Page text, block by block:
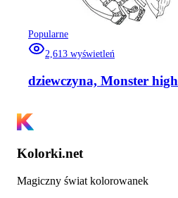
Popularne
2,613 wyświetleń
dziewczyna, Monster high
Kolorki.net
Magiczny świat kolorowanek